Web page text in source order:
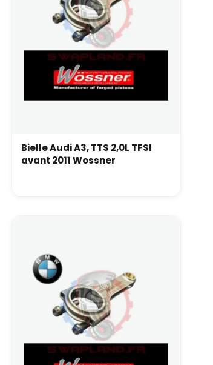
Bielle Audi A3, TTS 2,0L TFSI
avant 2011 Wossner